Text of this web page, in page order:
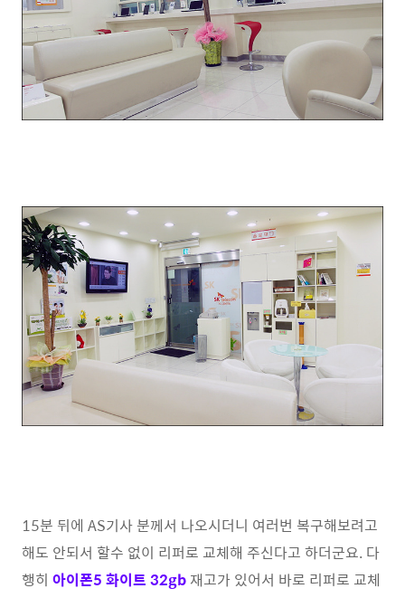
15분 뒤에 AS기사 분께서 나오시더니 여러번 복구해보려고
해도 안되서 할수 없이 리퍼로 교체해 주신다고 하더군요. 다
행히 아이폰5 화이트 32gb 재고가 있어서 바로 리퍼로 교체